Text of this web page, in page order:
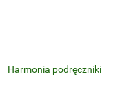
Harmonia podręczniki